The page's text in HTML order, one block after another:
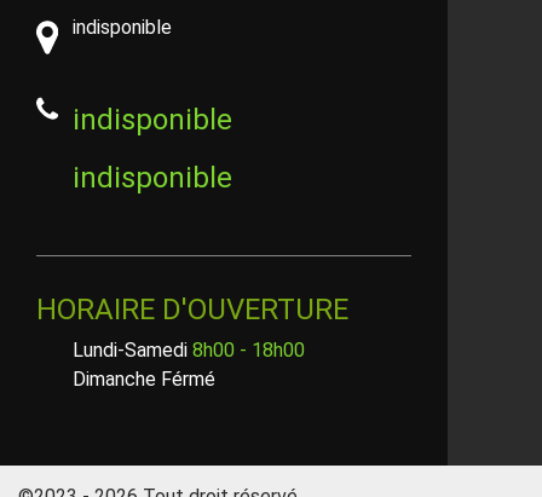
indisponible
indisponible
indisponible
HORAIRE D'OUVERTURE
Lundi-Samedi 8h00 - 18h00
Dimanche Férmé